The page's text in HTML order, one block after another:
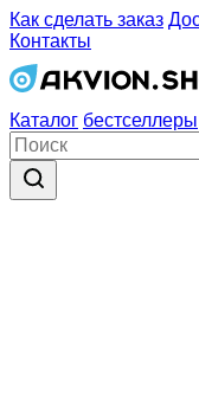
Как сделать заказ
Контакты
Каталог бестселлеры